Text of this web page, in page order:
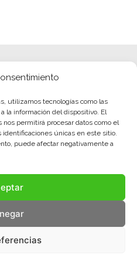
utilizamos tecnologías como las
la información del dispositivo. El
permitirá procesar datos como el
identificaciones únicas en este sitio.
puede afectar negativamente a